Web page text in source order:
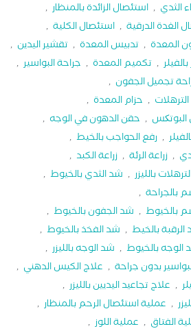
الثدي , استئصال الزائدة بالمنظار ,
الغدة الدرقية , استئصال الكلية ,
المعدة , تدبيس المعدة , تقشير اليدين ,
, تكميم المعدة , جراحة البواسير ,
تجميل الجفون ,
, حزام المعدة ,
, حقن الدهون في الوجه ,
, رفع الحواجب بالخيط ,
, زراعة الرئة , زراعة الكبد ,
بالليزر , شد الثدي بالخيوط ,
بالجراحة ,
بالخيوط , شد الجفون بالخيوط ,
بالخيط , شد الفخذ بالخيوط ,
الوجه بالخيوط , شد الوجه بالليزر ,
بدون جراحة , علاج الكيس الدهني ,
, علاج تجاعيد اليديين بالليزر ,
, عملية استئصال الرحم بالمنظار ,
الفتاق , عملية اللوز ,